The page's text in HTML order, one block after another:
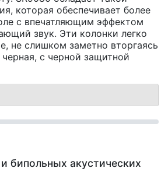
которая обеспечивает более
с впечатляющим эффектом
звук. Эти колонки легко
не слишком заметно вторгаясь
с черной защитной
бипольных акустических